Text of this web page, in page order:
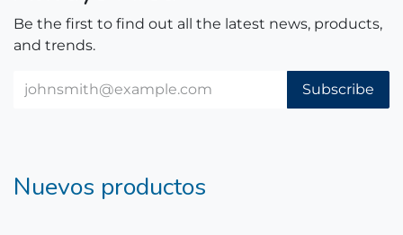
Be the first to find out all the latest news, products,
and trends.
Subscribe
Nuevos productos